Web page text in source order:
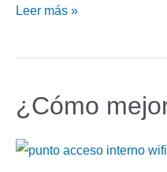
Tipos
antena
Leer más »
¿Cómo